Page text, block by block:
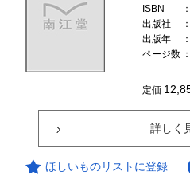
ISBN
出版社
出版年
ページ数
定価
詳しく
ほしいものリストに登録